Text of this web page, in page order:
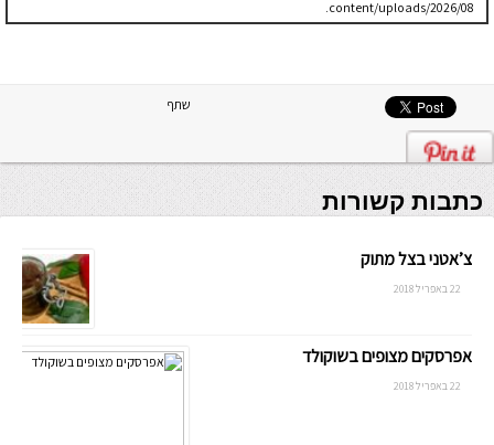
content/uploads/2026/08.
יש לבדוק
שתף
כתבות קשורות
צ’אטני בצל מתוק
22 באפריל 2018
אפרסקים מצופים בשוקולד
22 באפריל 2018